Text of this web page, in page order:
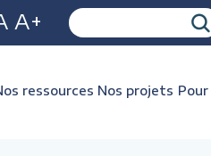
A+
ressources Nos projets